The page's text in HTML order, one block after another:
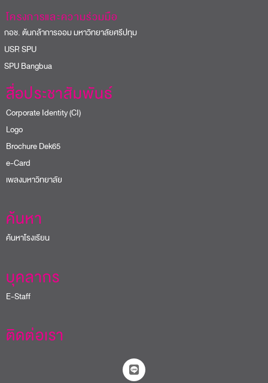
โครงการและความร่วมมือ
ช. ต้นกล้าการออม มหาวิทยาลัยศรีปทุม
SPU
Bangbua
สื่อประชาสัมพันธ์
Corporate Identity (CI)
Logo
Brochure Dek65
e-Card
เพลงมหาวิทยาลัย
ค้นหา
ค้นหาโรงเรียน
บุคลากร
E-Staff
ติดต่อเรา